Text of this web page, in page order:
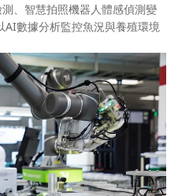
、智慧拍照機器人體感偵測變
AI數據分析監控魚況與養殖環境